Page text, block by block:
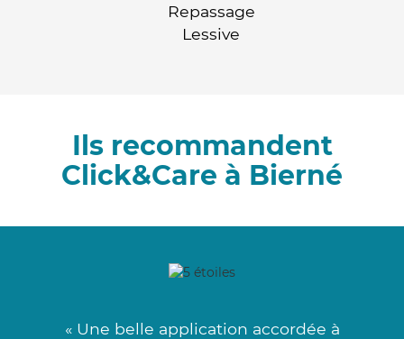
Repassage
Lessive
Ils recommandent
Click&Care à Bierné
« Une belle application accordée à